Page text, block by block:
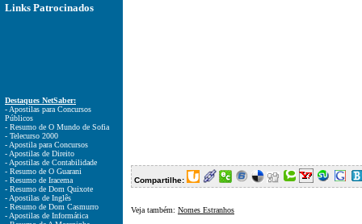
Links Patrocinados
Destaques NetSaber:
- Apostilas para Concursos
Públicos
- Resumo de O Mundo de Sofia
- Telecurso 2000
- Apostila para Concursos
- Apostilas de Direito
- Apostilas de Contabilidade
- Resumo de O Guarani
- Resumo de Iracema
- Resumo de Dom Quixote
- Apostilas de Inglês
- Resumo de Dom Casmurro
- Apostilas de Informática
Compartilhe:
Veja também: Nomes Estranhos